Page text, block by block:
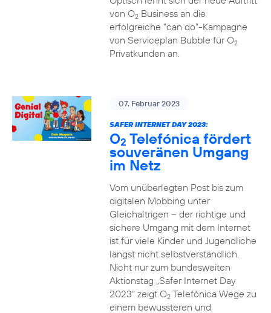
von O2Business an die
erfolgreiche "can do"-Kampagne
von Serviceplan Bubble für O2
Privatkunden an.
07. Februar 2023
SAFER INTERNET DAY 2023:
O2 Telefónica fördert
souveränen Umgang
im Netz
Vom unüberlegten Post bis zum
digitalen Mobbing unter
Gleichaltrigen – der richtige und
sichere Umgang mit dem Internet
ist für viele Kinder und Jugendliche
längst nicht selbstverständlich.
Nicht nur zum bundesweiten
Aktionstag „Safer Internet Day
2023“ zeigt O2Telefónica Wege zu
einem bewussteren und